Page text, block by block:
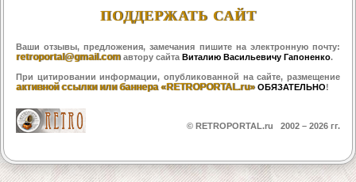
ПОДДЕРЖАТЬ САЙТ
Ваши отзывы, предложения, замечания пишите на электронную почту:
retroportal@gmail.com автору сайта Виталию Васильевичу Гапоненко.
При цитировании информации, опубликованной на сайте, размещение
активной ссылки или баннера «RETROPORTAL.ru» ОБЯЗАТЕЛЬНО!
© RETROPORTAL.ru 2002 – 2026 гг.